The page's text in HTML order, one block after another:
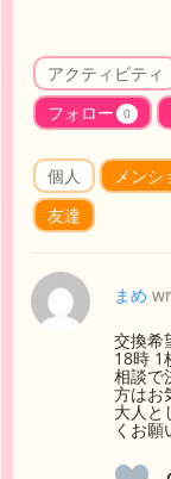
アクティビティ
フォロー 0
個人 メンシ
友達
まめ
交換希
18時 1
相談で
方はお
大人と
くお願